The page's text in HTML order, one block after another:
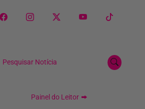
Pesquisar Notícia
Painel do Leitor